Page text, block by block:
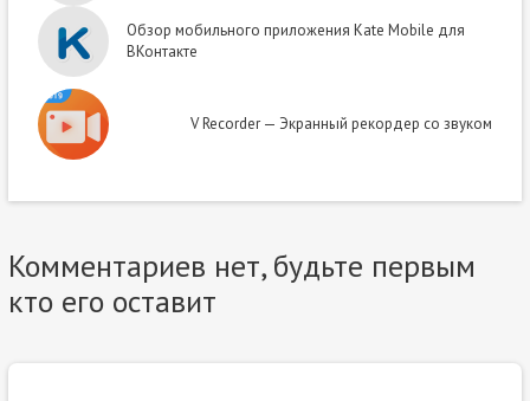
Обзор мобильного приложения Kate Mobile для
ВКонтакте
V Recorder — Экранный рекордер со звуком
Комментариев нет, будьте первым
кто его оставит